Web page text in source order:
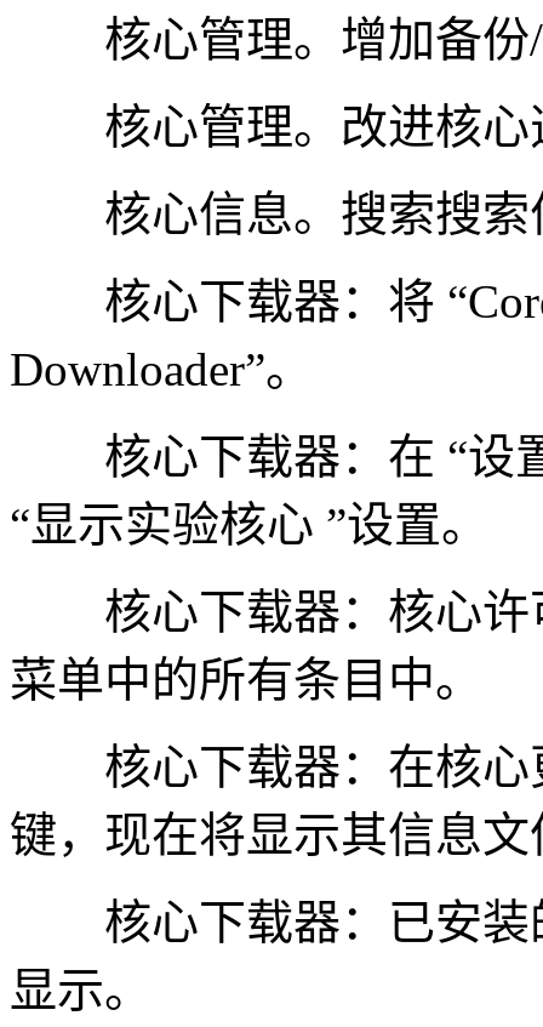
核心管理。增加备份/
核心管理。改进核心
核心信息。搜索搜索
核心下载器：将 “Core
Downloader”。
核心下载器：在 “设置
“显示实验核心 ”设置。
核心下载器：核心许
菜单中的所有条目中。
核心下载器：在核心
键，现在将显示其信息
核心下载器：已安装
显示。